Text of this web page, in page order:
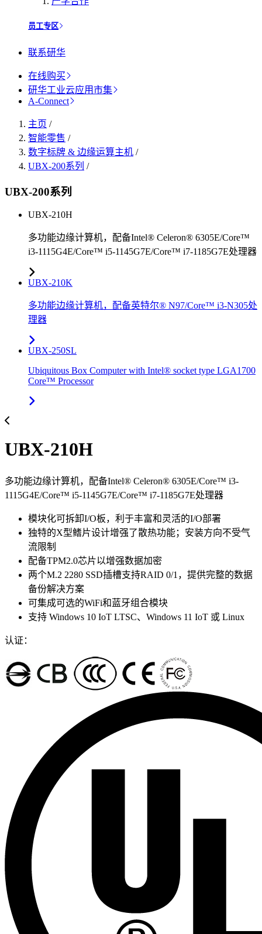
员工专区
联系研华
在线购买
研华工业云应用市集
A-Connect
主页 /
智能零售 /
数字标牌 & 边缘运算主机 /
UBX-200系列 /
UBX-200系列
UBX-210H
多功能边缘计算机，配备Intel® Celeron® 6305E/Core™
i3-1115G4E/Core™ i5-1145G7E/Core™ i7-1185G7E处理器
UBX-210K
多功能边缘计算机，配备英特尔® N97/Core™ i3-N305处
理器
UBX-250SL
Ubiquitous Box Computer with Intel® socket type LGA1700
Core™ Processor
UBX-210H
多功能边缘计算机，配备Intel® Celeron® 6305E/Core™ i3-
1115G4E/Core™ i5-1145G7E/Core™ i7-1185G7E处理器
模块化可拆卸I/O板，利于丰富和灵活的I/O部署
独特的X型鳍片设计增强了散热功能；安装方向不受气
流限制
配备TPM2.0芯片以增强数据加密
两个M.2 2280 SSD插槽支持RAID 0/1，提供完整的数据
备份解决方案
可集成可选的WiFi和蓝牙组合模块
支持 Windows 10 IoT LTSC、Windows 11 IoT 或 Linux
认证：